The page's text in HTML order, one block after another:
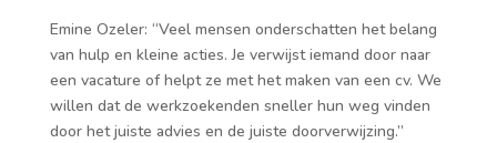
Emine Ozeler: “Veel mensen onderschatten het belang
van hulp en kleine acties. Je verwijst iemand door naar
een vacature of helpt ze met het maken van een cv. We
willen dat de werkzoekenden sneller hun weg vinden
door het juiste advies en de juiste doorverwijzing.”